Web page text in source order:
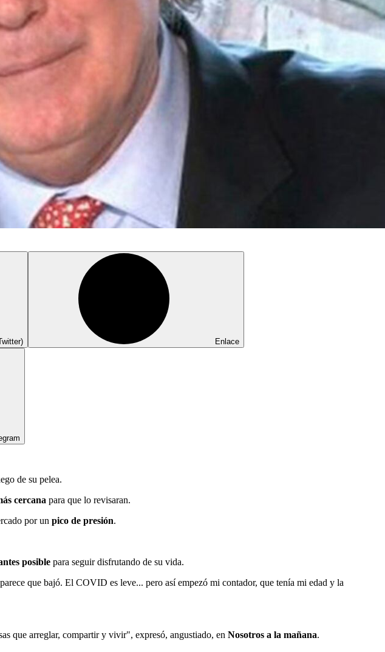
Enlace
de su pelea.
cercana para que lo revisaran.
por un pico de presión.
posible para seguir disfrutando de su vida.
que bajó. El COVID es leve... pero así empezó mi contador, que tenía mi edad y la
que arreglar, compartir y vivir", expresó, angustiado, en Nosotros a la mañana.